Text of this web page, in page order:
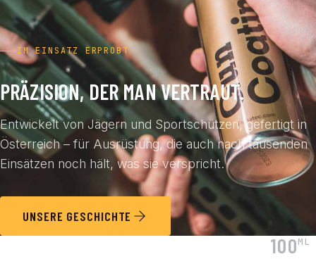
IM EINSATZ ERPROBT
PRÄZISION, DER MAN VERTRAUT.
Entwickelt von Jägern und Sportschützen, gefertigt in
Österreich – für Ausrüstung, die auch nach tausenden
Einsätzen noch hält, was sie verspricht.
UNSERE GESCHICHTE
100ML